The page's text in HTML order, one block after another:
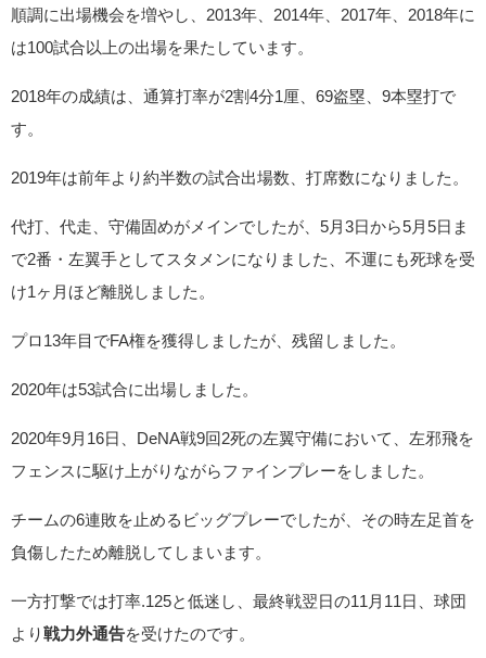
順調に出場機会を増やし、2013年、2014年、2017年、2018年に
は100試合以上の出場を果たしています。
2018年の成績は、通算打率が2割4分1厘、69盗塁、9本塁打で
す。
2019年は前年より約半数の試合出場数、打席数になりました。
代打、代走、守備固めがメインでしたが、5月3日から5月5日ま
で2番・左翼手としてスタメンになりました、不運にも死球を受
け1ヶ月ほど離脱しました。
プロ13年目でFA権を獲得しましたが、残留しました。
2020年は53試合に出場しました。
2020年9月16日、DeNA戦9回2死の左翼守備において、左邪飛を
フェンスに駆け上がりながらファインプレーをしました。
チームの6連敗を止めるビッグプレーでしたが、その時左足首を
負傷したため離脱してしまいます。
一方打撃では打率.125と低迷し、最終戦翌日の11月11日、球団
より 戦力外通告を受けたのです。